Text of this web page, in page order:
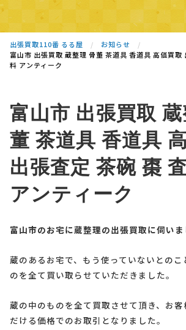
出張買取110番 るる屋
お知らせ
富山市 出張買取 蔵整理 骨董 茶道具 香道具 高価買取
料 アンティーク
富山市 出張買取
董 茶道具 香道具
出張査定 茶碗 棗
アンティーク
富山市のお宅に蔵整理の出張買取に伺いま
蔵のあるお宅で、もう使っていないとのこ
のを全て買い取らせていただきました。
蔵の中のものを全て買取させて頂き、お
だける価格でのお取引となりました。